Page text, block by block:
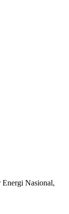
Energi Nasional,